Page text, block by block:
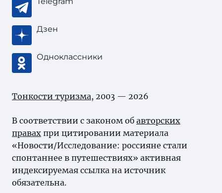
Дзен
Одноклассники
Тонкости туризма, 2003 — 2026
В соответствии с законом об авторских
правах при цитировании материала
«Новости/Исследование: россияне стали
спонтаннее в путешествиях» активная
индексируемая ссылка на источник
обязательна.